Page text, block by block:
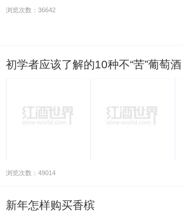
的白葡萄品种酿制而成，它具有很强的陈年能力，一般
至少要陈酿6年以上才能够装瓶。
浏览次数：36642
初学者应该了解的10种不“苦”葡萄酒
浏览次数：49014
新年怎样购买香槟